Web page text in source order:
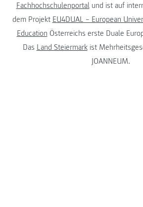
Fachhochschulenportalund ist auf
dem Projekt EU4DUAL – European
Education Österreichs erste Duale
Das Land Steiermarkist
JOANNEUM.